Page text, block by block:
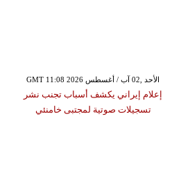
GMT 11:08 2026 الأحد ,02 آب / أغسطس
إعلام إيراني يكشف أسباب تجنب نشر
تسجيلات صوتية لمجتبى خامنئي